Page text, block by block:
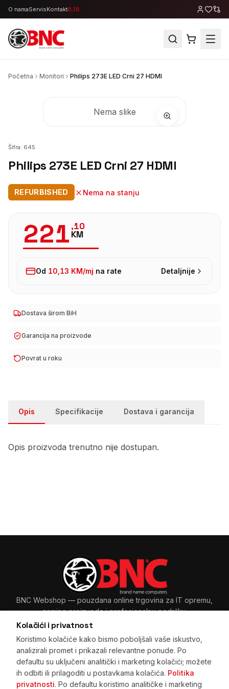
O namaServisKontaktB2B
Kolačići i privatnost
Koristimo kolačiće kako bismo poboljšali vaše iskustvo,
analizirali promet i prikazali relevantne ponude. Po
defaultu su uključeni analitički i marketing kolačići; možete
ih odbiti ili prilagoditi u postavkama kolačića. Politika
privatnosti. Po defaultu koristimo analitičke i marketing
Početna Monitori Philips 273E LED Crni 27 HDMI
Nema slike
Šifra: 645
Philips 273E LED Crni 27 HDMI
REFURBISHED Nema na stanju
221,10
KM
Od 10,13 KM/mj na rate Detaljnije
Dostava širom BiH
Garancija na proizvode
Povrat u roku
Opis Specifikacije Dostava i garancija
Opis proizvoda trenutno nije dostupan.
BNC Webshop — pouzdana online trgovina za IT opremu,
gaming proizvode i profesionalnu podršku.
Sarajevo, BiH
+387 33 265 465 · +387 61 89 11 48
prodaja@bnc.ba